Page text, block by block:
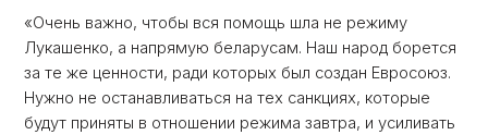
«Очень важно, чтобы вся помощь шла не режиму
Лукашенко, а напрямую беларусам. Наш народ борется
за те же ценности, ради которых был создан Евросоюз.
Нужно не останавливаться на тех санкциях, которые
будут приняты в отношении режима завтра, и усиливать